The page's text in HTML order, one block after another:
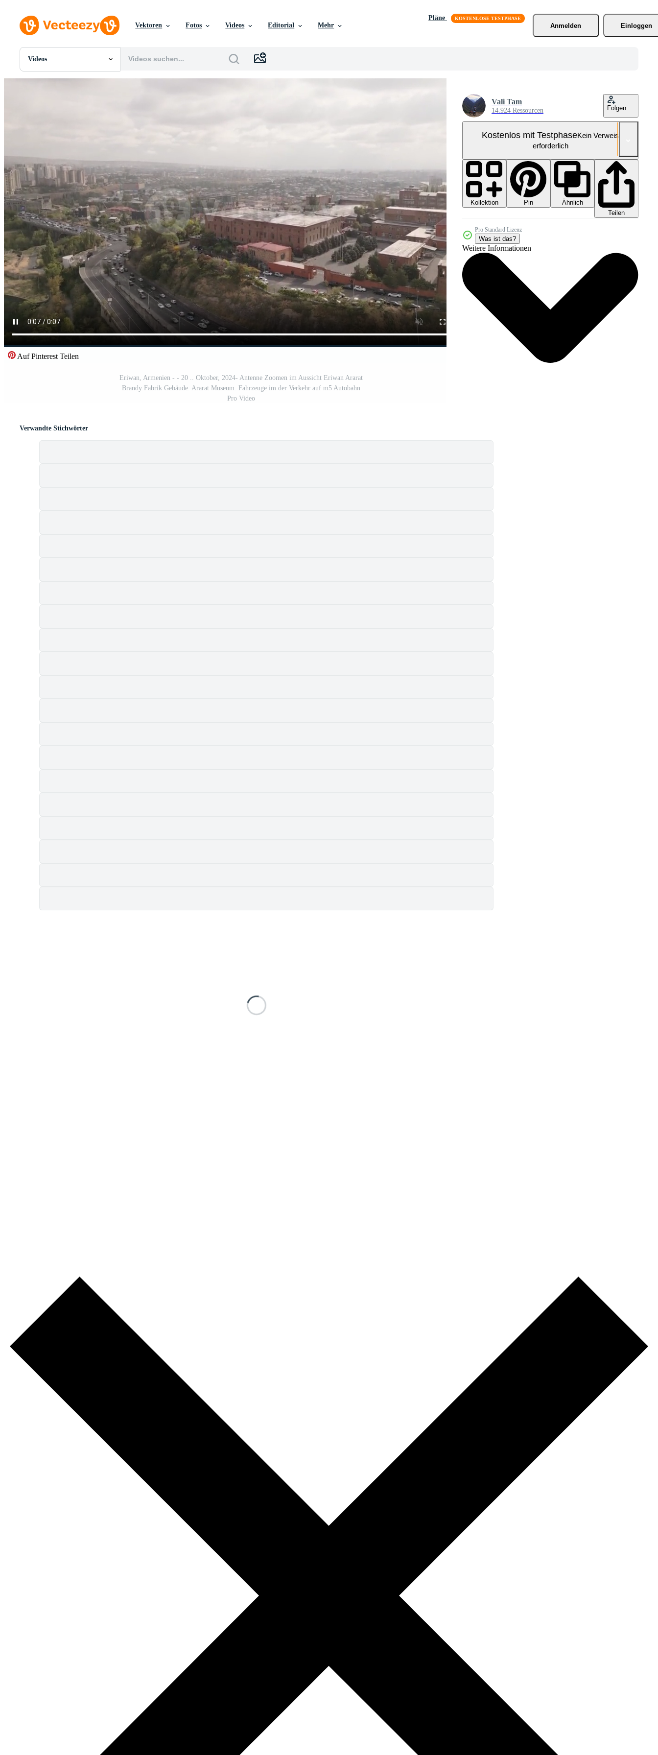
Vektoren Fotos Videos Editorial Mehr
Pläne
Anmelden
Einloggen
Videos
Alle Bilder
Redaktionelle Bilder
Redaktionelle Ereignisse
Auf Pinterest Teilen
Eriwan, Armenien - - 20 .. Oktober, 2024- Antenne Zoomen im Aussicht Eriwan Ararat
Brandy Fabrik Gebäude. Ararat Museum. Fahrzeuge im der Verkehr auf m5 Autobahn
Pro Video
Vali Tam
14.924 Ressourcen Folgen
Kostenlos mit TestphaseKein Verweis
erforderlich
Kollektion Pin
Ähnlich
Teilen
Pro Standard Lizenz
Was ist das?
Weitere Informationen
Verwandte Stichwörter